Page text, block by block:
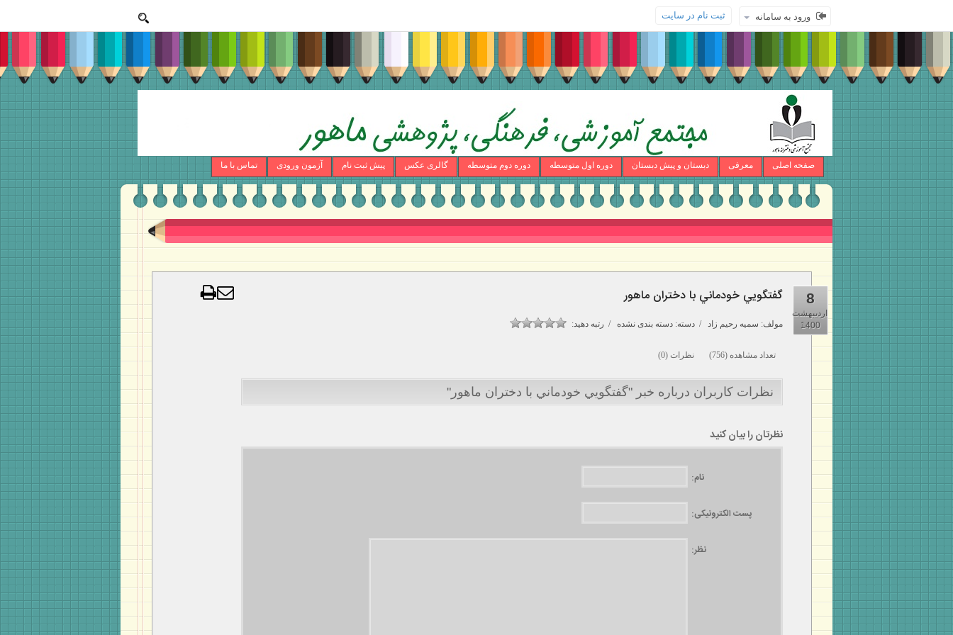
ورود به سامانه ثبت نام در سایت
صفحه اصلی معرفی دبستان و پیش دبستان دوره اول متوسطه دوره دوم متوسطه گالری عکس پیش ثبت نام آزمون ورودی تماس با ما
8
اردیبهشت
1400
گفتگويي خودماني با دختران ماهور
مولف: سمیه رحیم زاد / دسته: دسته بندی نشده / رتبه دهید:
تعداد مشاهده (756) نظرات (0)
نظرات کاربران درباره خبر "گفتگويي خودماني با دختران ماهور"
نظرتان را بیان کنید
نام:
پست الکترونیکی:
نظر: